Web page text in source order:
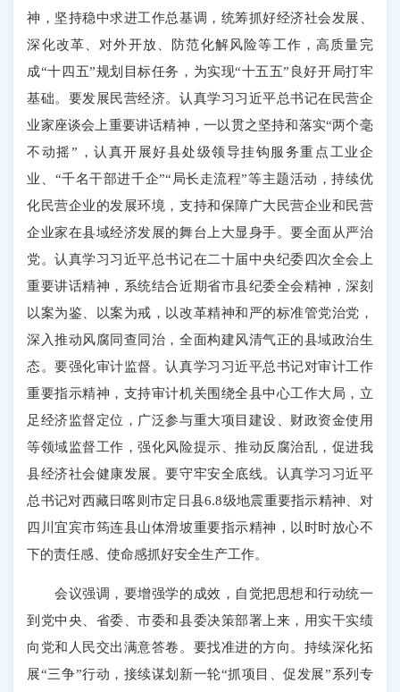
神，坚持稳中求进工作总基调，统筹抓好经济社会发展、
深化改革、对外开放、防范化解风险等工作，高质量完
成“十四五”规划目标任务，为实现“十五五”良好开局打牢
基础。要发展民营经济。认真学习习近平总书记在民营企
业家座谈会上重要讲话精神，一以贯之坚持和落实“两个毫
不动摇”，认真开展好县处级领导挂钩服务重点工业企
业、“千名干部进千企”“局长走流程”等主题活动，持续优
化民营企业的发展环境，支持和保障广大民营企业和民营
企业家在县域经济发展的舞台上大显身手。要全面从严治
党。认真学习习近平总书记在二十届中央纪委四次全会上
重要讲话精神，系统结合近期省市县纪委全会精神，深刻
以案为鉴、以案为戒，以改革精神和严的标准管党治党，
深入推动风腐同查同治，全面构建风清气正的县域政治生
态。要强化审计监督。认真学习习近平总书记对审计工作
重要指示精神，支持审计机关围绕全县中心工作大局，立
足经济监督定位，广泛参与重大项目建设、财政资金使用
等领域监督工作，强化风险提示、推动反腐治乱，促进我
县经济社会健康发展。要守牢安全底线。认真学习习近平
总书记对西藏日喀则市定日县6.8级地震重要指示精神、对
四川宜宾市筠连县山体滑坡重要指示精神，以时时放心不
下的责任感、使命感抓好安全生产工作。
会议强调，要增强学的成效，自觉把思想和行动统一
到党中央、省委、市委和县委决策部署上来，用实干实绩
向党和人民交出满意答卷。要找准进的方向。持续深化拓
展“三争”行动，接续谋划新一轮“抓项目、促发展”系列专